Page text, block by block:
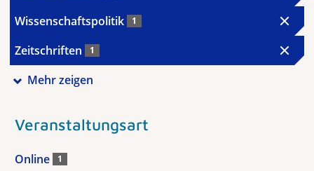
Wissenschaftspolitik 1
Zeitschriften 1
Mehr zeigen
Veranstaltungsart
Online 1